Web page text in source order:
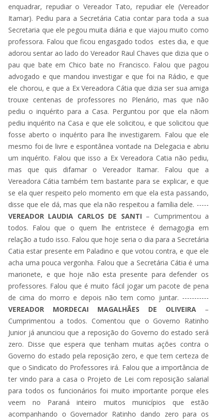
enquadrar, repudiar o Vereador Tato, repudiar ele (Vereador
Itamar). Pediu para a Secretária Catia contar para toda a sua
Secretaria que ele pegou muita diária e que viajou muito como
professora. Falou que ficou engasgado todos estes dia, e que
adorou sentar ao lado do Vereador Raul Chaves que dizia que o
pau que bate em Chico bate no Francisco. Falou que pagou
advogado e que mandou investigar e que foi na Rádio, e que
ele chorou, e que a Ex Vereadora Cátia que dizia ser sua amiga
trouxe centenas de professores no Plenário, mas que não
pediu o inquérito para a Casa. Perguntou por que ela nãom
pediu inquérito na Casa e que ele solicitou, e que solicitou que
fosse aberto o inquérito para lhe investigarem. Falou que ele
mesmo foi de livre e espontânea vontade na Delegacia e abriu
um inquérito. Falou que isso a Ex Vereadora Catia não pediu,
mas que quis difamar o Vereador Itamar. Falou que a
Vereadora Cátia também tem bastante para se explicar, e que
se ela quer respeito pelo momento em que ela esta passando,
disse que ele dá, mas que ela não respeitou a família dele. -----
VEREADOR LAUDIA CARLOS DE SANTI – Cumprimentou a
todos. Falou que o quem lhe entristece é demagogia em
relação a tudo isso. Falou que hoje seria o dia para a Secretária
Catia estar presente em Paladino e que votou contra, e que ele
acha uma pouca vergonha. Falou que a Secretária Cátia é uma
marionete, e que hoje não esta presente para defender os
professores. Falou que é muito fácil jogar um pacote de pena
de cima do morro e depois não tem como juntar. -----------
VEREADOR MORDECAI MAGALHÃES DE OLIVEIRA –
Cumprimentou a todos. Comentou que o Governo Ratinho
Junior já anunciou que a reposição do Governo do estado será
zero. Disse que espera que tenham muitas ações contra o
Governo do estado pela reposição zero, e que tem certeza de
que o Sindicato do Professores irá. Falou que a importância de
ter vindo para a casa o Projeto de Lei com reposição salarial
para todos os funcionários foi muito importante porque eles
veem no Paraná inteiro muitos municípios que estão
acompanhando o Governador Ratinho dando zero para os